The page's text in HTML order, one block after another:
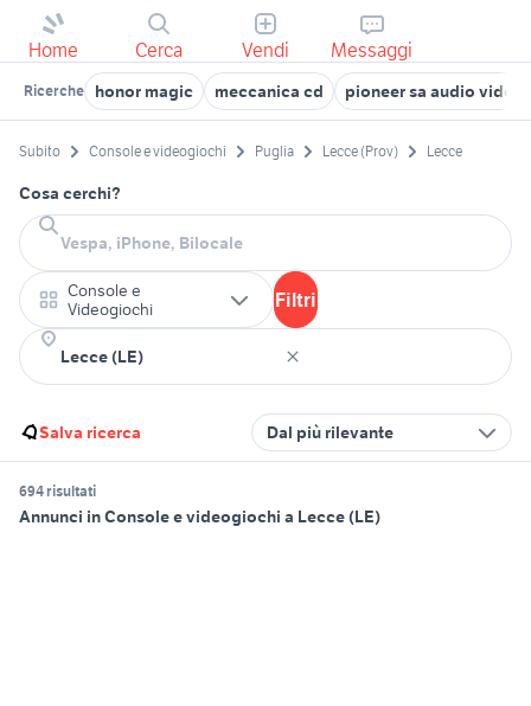
Home Cerca Vendi Messaggi
Ricerche honor magic meccanica cd pioneer sa audio video
Subito Console e videogiochi Puglia Lecce (Prov) Lecce
Cosa cerchi?
Console e
Videogiochi
Filtri
Salva ricerca Dal più rilevante
694 risultati
Annunci in Console e videogiochi a Lecce (LE)